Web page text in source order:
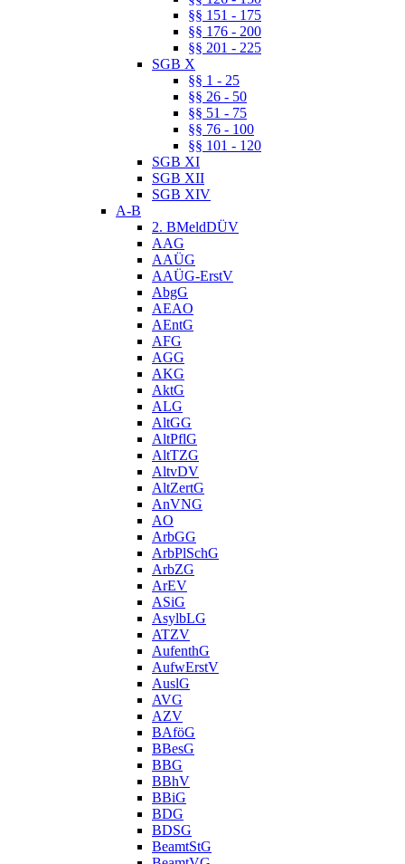
§§ 151 - 175
§§ 176 - 200
§§ 201 - 225
SGB X
§§ 1 - 25
§§ 26 - 50
§§ 51 - 75
§§ 76 - 100
§§ 101 - 120
SGB XI
SGB XII
SGB XIV
A-B
2. BMeldDÜV
AAG
AAÜG
AAÜG-ErstV
AbgG
AEAO
AEntG
AFG
AGG
AKG
AktG
ALG
AltGG
AltPflG
AltTZG
AltvDV
AltZertG
AnVNG
AO
ArbGG
ArbPlSchG
ArbZG
ArEV
ASiG
AsylbLG
ATZV
AufenthG
AufwErstV
AuslG
AVG
AZV
BAföG
BBesG
BBG
BBhV
BBiG
BDG
BDSG
BeamtStG